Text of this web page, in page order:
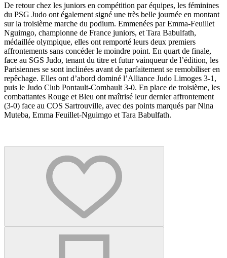
De retour chez les juniors en compétition par équipes, les féminines
du PSG Judo ont également signé une très belle journée en montant
sur la troisième marche du podium. Emmenées par Emma-Feuillet
Nguimgo, championne de France juniors, et Tara Babulfath,
médaillée olympique, elles ont remporté leurs deux premiers
affrontements sans concéder le moindre point. En quart de finale,
face au SGS Judo, tenant du titre et futur vainqueur de l’édition, les
Parisiennes se sont inclinées avant de parfaitement se remobiliser en
repêchage. Elles ont d’abord dominé l’Alliance Judo Limoges 3-1,
puis le Judo Club Pontault-Combault 3-0. En place de troisième, les
combattantes Rouge et Bleu ont maîtrisé leur dernier affrontement
(3-0) face au COS Sartrouville, avec des points marqués par Nina
Muteba, Emma Feuillet-Nguimgo et Tara Babulfath.